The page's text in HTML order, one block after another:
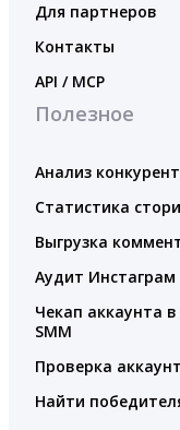
Для партнеров
Контакты
API / MCP
Полезное
Анализ
Статистика
Выгрузка
Аудит Инстаграм
Чекап аккаунта
SMM
Проверка
Найти